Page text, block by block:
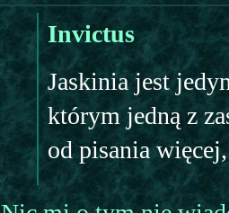
Invictus
Jaskinia jest
którym jedną z
od pisania